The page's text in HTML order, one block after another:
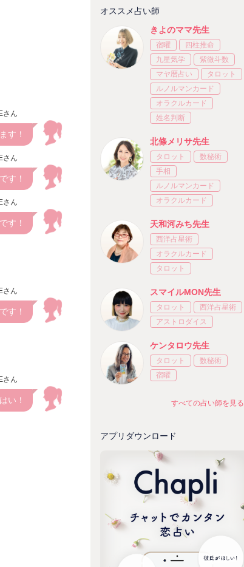
さん
す！
さん
す！
さん
す！
さん
す！
さん
はい！
オススメ占い師
きよのママ先生
宿曜
四柱推命
九星気学
紫微斗数
マヤ暦占い
タロット
ルノルマンカード
オラクルカード
姓名判断
北條メリサ先生
タロット
数秘術
手相
ルノルマンカード
オラクルカード
天和河みち先生
西洋占星術
オラクルカード
タロット
スマイルMON先生
タロット
西洋占星術
アストロダイス
ケンタロウ先生
タロット
数秘術
宿曜
すべての占い師を見る
アプリダウンロード